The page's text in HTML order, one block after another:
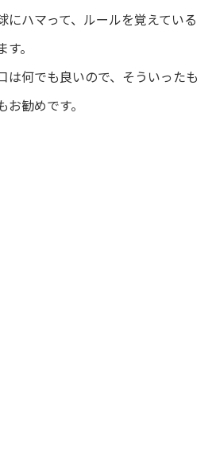
にハマって、ルールを覚えている
。
は何でも良いので、そういったも
勧めです。